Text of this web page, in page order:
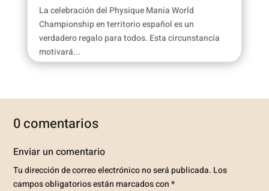
La celebración del Physique Mania World
Championship en territorio español es un
verdadero regalo para todos. Esta circunstancia
motivará...
0 comentarios
Enviar un comentario
Tu dirección de correo electrónico no será publicada. Los
campos obligatorios están marcados con*